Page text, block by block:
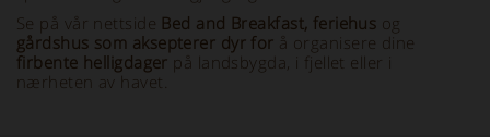
Se på vår nettside Bed and Breakfast, feriehus og
gårdshus som aksepterer dyr for å organisere dine
firbente helligdager på landsbygda, i fjellet eller i
nærheten av havet.